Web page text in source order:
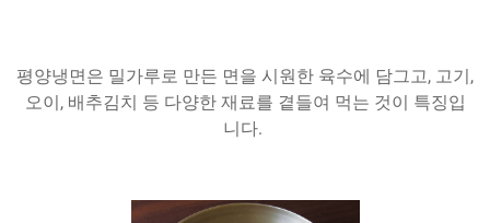
평양냉면은 밀가루로 만든 면을 시원한 육수에 담그고, 고기,
오이, 배추김치 등 다양한 재료를 곁들여 먹는 것이 특징입
니다.